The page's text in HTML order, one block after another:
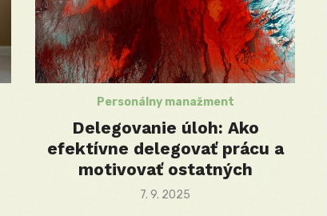
Personálny manažment
Delegovanie úloh: Ako
efektívne delegovať prácu a
motivovať ostatných
Posted
7. 9. 2025